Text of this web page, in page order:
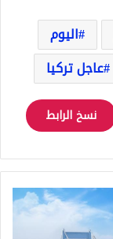
اليوم
عاجل تركيا
نسخ الرابط